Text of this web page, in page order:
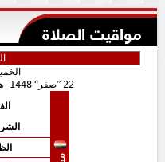
مواقيت الصلاة
22
صفر 1448 هـ